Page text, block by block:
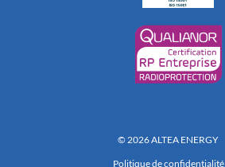
© 2026 ALTEA ENERGY
Politique de confidentialité